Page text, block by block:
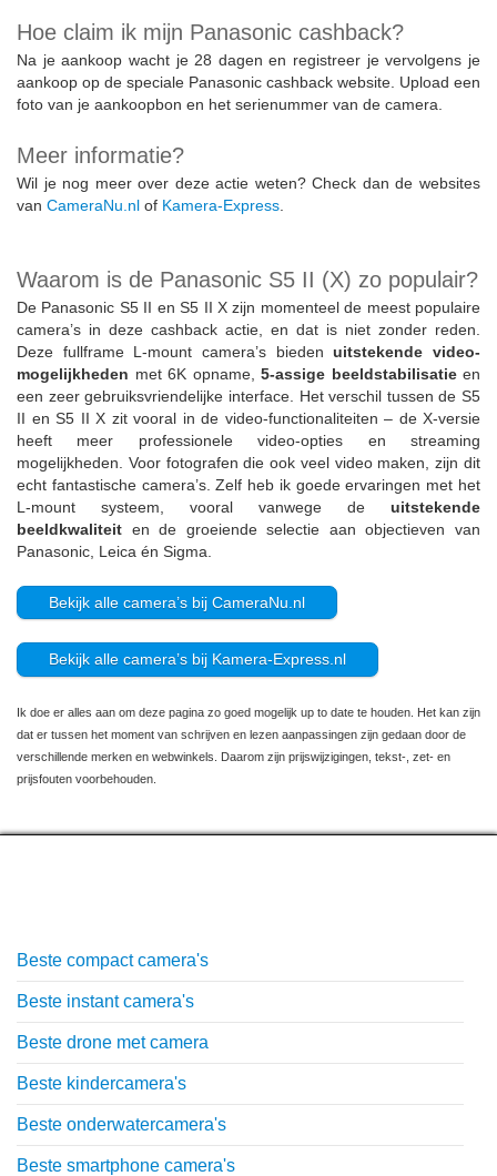
Hoe claim ik mijn Panasonic cashback?
Na je aankoop wacht je 28 dagen en registreer je vervolgens je
aankoop op de speciale Panasonic cashback website. Upload een
foto van je aankoopbon en het serienummer van de camera.
Meer informatie?
Wil je nog meer over deze actie weten? Check dan de websites
van CameraNu.nl of Kamera-Express
Waarom is de Panasonic S5 II (X) zo populair?
De Panasonic S5 II en S5 II X zijn momenteel de meest populaire
camera’s in deze cashback actie, en dat is niet zonder reden.
Deze fullframe L-mount camera’s biedenuitstekende video-
mogelijkheden met 6K opname, 5-assige beeldstabilisatieen
een zeer gebruiksvriendelijke interface. Het verschil tussen de S5
II en S5 II X zit vooral in de video-functionaliteiten – de X-versie
heeft meer professionele video-opties en streaming
mogelijkheden. Voor fotografen die ook veel video maken, zijn dit
echt fantastische camera’s. Zelf heb ik goede ervaringen met het
L-mount systeem, vooral vanwege de uitstekende
beeldkwaliteit en de groeiende selectie aan objectieven van
Panasonic, Leica én Sigma.
Bekijk alle camera’s bij CameraNu.nl
Bekijk alle camera’s bij Kamera-Express.nl
Ik doe er alles aan om deze pagina zo goed mogelijk up to date te houden. Het kan zijn
dat er tussen het moment van schrijven en lezen aanpassingen zijn gedaan door de
verschillende merken en webwinkels. Daarom zijn prijswijzigingen, tekst-, zet- en
prijsfouten voorbehouden.
Beste compact camera's
Beste instant camera's
Beste drone met camera
Beste kindercamera's
Beste onderwatercamera's
Beste smartphone camera's